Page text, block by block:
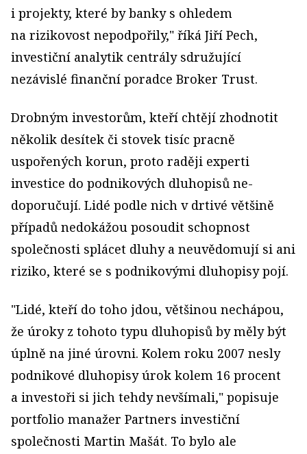
i projekty, které by banky s ohledem
na rizikovost nepodpořily," říká Jiří Pech,
investiční analytik centrály sdružující
nezávislé finanční poradce Broker Trust.
Drobným investorům, kteří chtějí zhodnotit
několik desítek či stovek tisíc pracně
uspořených korun, proto raději experti
investice do podnikových dluhopisů ne­
doporučují. Lidé podle nich v drtivé většině
případů nedokážou posoudit schopnost
společnosti splácet dluhy a neuvědomují si ani
riziko, které se s podnikovými dluhopisy pojí.
"Lidé, kteří do toho jdou, většinou nechápou,
že úroky z tohoto typu dluhopisů by měly být
úplně na jiné úrovni. Kolem roku 2007 nesly
podnikové dluhopisy úrok kolem 16 procent
a investoři si jich tehdy nevšímali," popisuje
portfolio manažer Partners investiční
společnosti Martin Mašát. To bylo ale